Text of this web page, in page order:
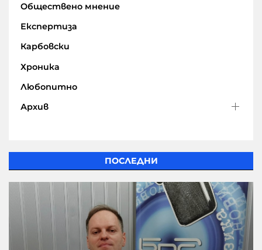
Обществено мнение
Експертиза
Карбовски
Хроника
Любопитно
Архив
ПОСЛЕДНИ